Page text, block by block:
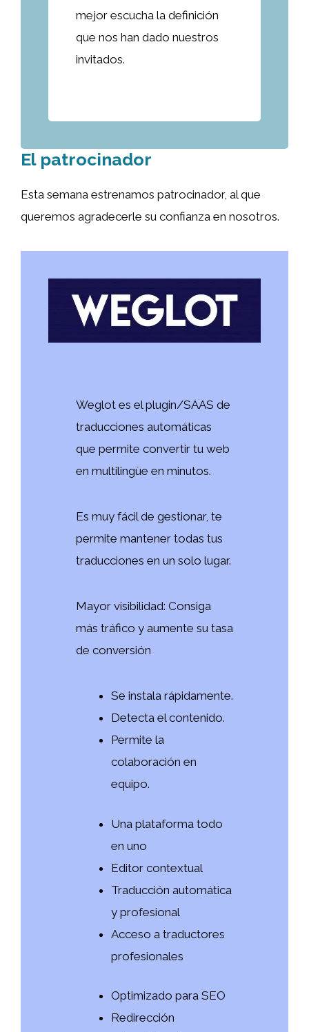
mejor escucha la definición
que nos han dado nuestros
invitados.
El patrocinador
Esta semana estrenamos patrocinador, al que
queremos agradecerle su confianza en nosotros.
Weglot es el plugin/SAAS de
traducciones automáticas
que permite convertir tu web
en multilingüe en minutos.
Es muy fácil de gestionar, te
permite mantener todas tus
traducciones en un solo lugar.
Mayor visibilidad: Consiga
más tráfico y aumente su tasa
de conversión
Se instala rápidamente.
Detecta el contenido.
Permite la
colaboración en
equipo.
Una plataforma todo
en uno
Editor contextual
Traducción automática
y profesional
Acceso a traductores
profesionales
Optimizado para SEO
Redirección